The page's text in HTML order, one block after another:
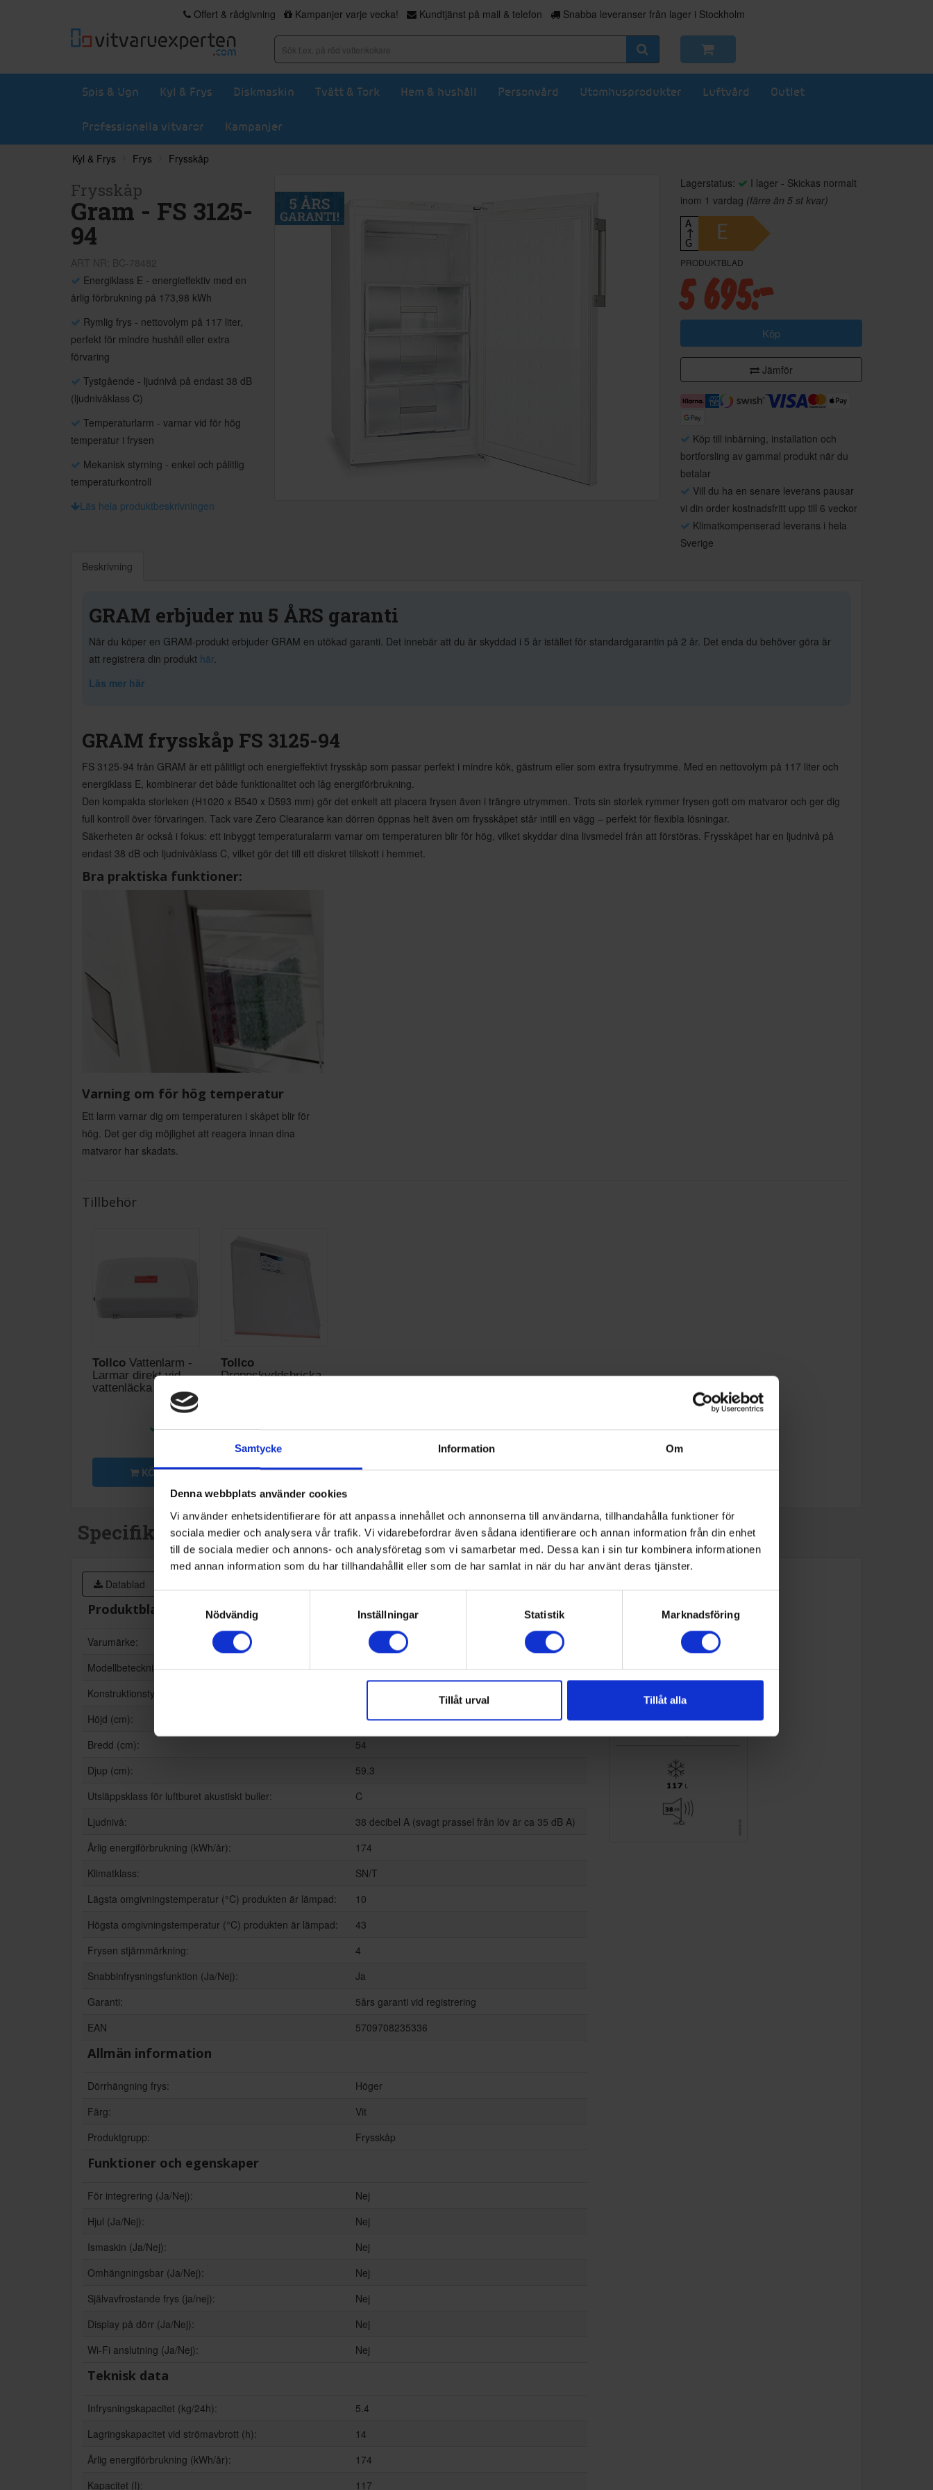
Samtycke Information Om
Denna webbplats använder cookies
Vi använder enhetsidentifierare för att anpassa innehållet och annonserna till användarna, tillhandahålla funktioner för
sociala medier och analysera vår trafik. Vi vidarebefordrar även sådana identifierare och annan information från din enhet
till de sociala medier och annons- och analysföretag som vi samarbetar med. Dessa kan i sin tur kombinera informationen
med annan information som du har tillhandahållit eller som de har samlat in när du har använt deras tjänster.
Samtyckesval
Nödvändig
Inställningar Statistik Marknadsföring
Tillåt urval Tillåt alla
Offert & rådgivning Kampanjer varje vecka! Kundtjänst på mail & telefon Snabba leveranser från lager i Stockholm
Spis & Ugn Kyl & Frys Diskmaskin Tvätt & Tork Hem & hushåll Personvård Utomhusprodukter Luftvård Outlet
Professionella vitvaror Kampanjer
Kyl & Frys Frys Frysskåp
Frysskåp
Gram - FS 3125-
94
Energiklass E - energieffektiv med en
årlig förbrukning på 173,98 kWh
Rymlig frys - nettovolym på 117 liter,
perfekt för mindre hushåll eller extra
förvaring
Tystgående - ljudnivå på endast 38 dB
(ljudnivåklass C)
Temperaturlarm - varnar vid för hög
temperatur i frysen
Mekanisk styrning - enkel och pålitlig
temperaturkontroll
Läs hela produktbeskrivningen
Lagerstatus:
I lager - Skickas normalt
inom 1 vardag (färre än 5 st kvar)
A
↑
G
E
PRODUKTBLAD
5 695:-
Köp
Jämför
Köp till inbärning, installation och
bortforsling av gammal produkt när du
betalar
Vill du ha en senare leverans pausar
vi din order kostnadsfritt upp till 6 veckor
Klimatkompenserad leverans i hela
Sverige
Beskrivning
GRAM erbjuder nu 5 ÅRS garanti
När du köper en GRAM-produkt erbjuder GRAM en utökad garanti. Det innebär att du är skyddad i 5 år istället för standardgarantin på 2 år. Det enda du behöver göra är
att registrera din produkt här.
Läs mer här
GRAM frysskåp FS 3125-94
FS 3125-94 från GRAM är ett pålitligt och energieffektivt frysskåp som passar perfekt i mindre kök, gästrum eller som extra frysutrymme. Med en nettovolym på 117 liter och
energiklass E, kombinerar det både funktionalitet och låg energiförbrukning.
Den kompakta storleken (H1020 x B540 x D593 mm) gör det enkelt att placera frysen även i trängre utrymmen. Trots sin storlek rymmer frysen gott om matvaror och ger dig
full kontroll över förvaringen. Tack vare Zero Clearance kan dörren öppnas helt även om frysskåpet står intill en vägg – perfekt för flexibla lösningar.
Säkerheten är också i fokus: ett inbyggt temperaturalarm varnar om temperaturen blir för hög, vilket skyddar dina livsmedel från att förstöras. Frysskåpet har en ljudnivå på
endast 38 dB och ljudnivåklass C, vilket gör det till ett diskret tillskott i hemmet.
Bra praktiska funktioner:
Varning om för hög temperatur
Ett larm varnar dig om temperaturen i skåpet blir för
hög. Det ger dig möjlighet att reagera innan dina
matvaror har skadats.
Tillbehör
Tollco Vattenlarm -
Larmar direkt vid
vattenläcka
695:-
I lager
KÖP
Tollco
Droppskyddsbricka
KÖP
Specifikationer
Datablad
Produktblad:
Varumärke:
Gram
Modellbeteckning:
FS 3125-94
Konstruktionstyp:
Höjd (cm):
102
Bredd (cm):
54
Djup (cm):
59.3
Utsläppsklass för luftburet akustiskt buller:
C
Ljudnivå:
38 decibel A (svagt prassel från löv är ca 35 dB A)
Årlig energiförbrukning (kWh/år):
174
Klimatklass:
SN/T
Lägsta omgivningstemperatur (°C) produkten är lämpad:
10
Högsta omgivningstemperatur (°C) produkten är lämpad:
43
Frysen stjärnmärkning:
4
Snabbinfrysningsfunktion (Ja/Nej):
Ja
Garanti:
5års garanti vid registrering
EAN
5709708235336
Allmän information
Dörrhängning frys:
Höger
Färg:
Vit
Produktgrupp:
Frysskåp
Funktioner och egenskaper
För integrering (Ja/Nej):
Nej
Hjul (Ja/Nej):
Nej
Ismaskin (Ja/Nej):
Nej
Omhängningsbar (Ja/Nej):
Nej
Självavfrostande frys (ja/nej):
Nej
Display på dörr (Ja/Nej):
Nej
Wi-Fi anslutning (Ja/Nej):
Nej
Teknisk data
Infrysningskapacitet (kg/24h):
5.4
Lagringskapacitet vid strömavbrott (h):
14
Årlig energiförbrukning (kWh/år):
174
Kapacitet (l):
117